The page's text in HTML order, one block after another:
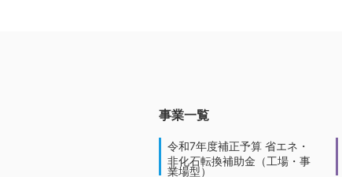
事業一覧
令和7年度補正予算 省エネ・
非化石転換補助金（工場・事
業場型）